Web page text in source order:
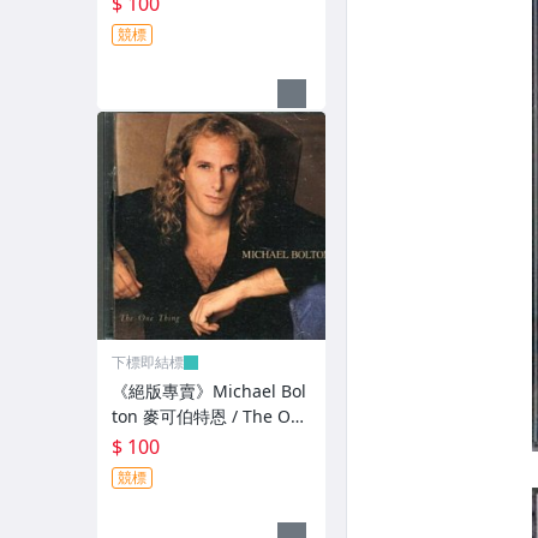
競標
下標即結標
《絕版專賣》Michael Bol
ton 麥可伯特恩 / The One
Thing 唯一的愛 (無IFPI)
$ 100
競標